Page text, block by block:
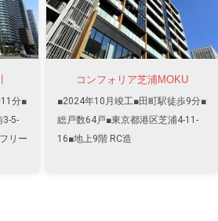
分■
3-5-
リー
コンフォリア芝浦MOKU
■2024年10月竣工■田町駅徒歩9分■
総戸数64戸■東京都港区芝浦4-11-
16■地上9階 RC造